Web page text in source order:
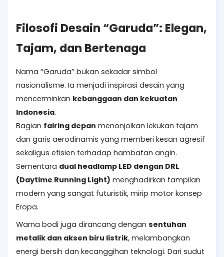
Filosofi Desain “Garuda”: Elegan,
Tajam, dan Bertenaga
Nama “Garuda” bukan sekadar simbol
nasionalisme. Ia menjadi inspirasi desain yang
mencerminkan kebanggaan dan kekuatan
Indonesia.
Bagian fairing depan menonjolkan lekukan tajam
dan garis aerodinamis yang memberi kesan agresif
sekaligus efisien terhadap hambatan angin.
Sementara dual headlamp LED dengan DRL
(Daytime Running Light) menghadirkan tampilan
modern yang sangat futuristik, mirip motor konsep
Eropa.
Warna bodi juga dirancang dengan sentuhan
metalik dan aksen biru listrik, melambangkan
energi bersih dan kecanggihan teknologi. Dari sudut